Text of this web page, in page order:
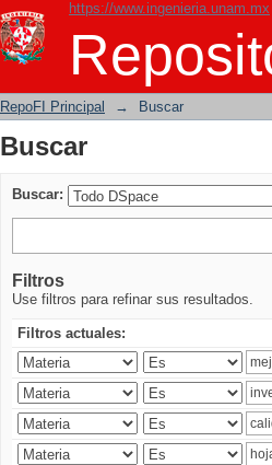
https://www.ingenieria.unam.mx
Buscar
RepoFI Principal → Buscar
Buscar
Buscar:
Filtros
Use filtros para refinar sus resultados.
Filtros actuales: